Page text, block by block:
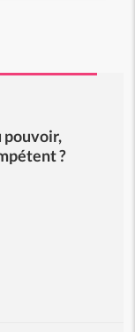
pouvoir,
?